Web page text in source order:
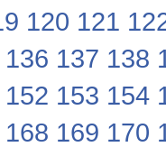
120 121
136 137 138
152 153 154
168 169 170